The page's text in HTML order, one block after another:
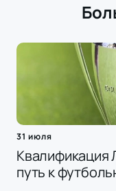
31 июля
Квалификация
путь к